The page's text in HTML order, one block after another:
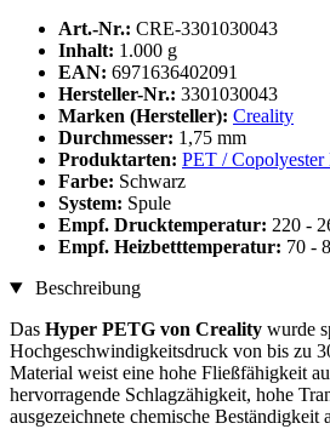
Art.-Nr.: CRE-3301030043
Inhalt: 1.000 g
EAN: 6971636402091
Hersteller-Nr.: 3301030043
Marken (Hersteller): Creality
Durchmesser: 1,75 mm
Produktarten: PET / Copolyester
Farbe: Schwarz
System: Spule
Empf. Drucktemperatur: 220 -
Empf. Heizbetttemperatur: 70 -
Beschreibung
Das Hyper PETG von Creality wurde
Hochgeschwindigkeitsdruck von bis zu
Material weist eine hohe Fließfähigkeit
hervorragende Schlagzähigkeit, hohe
ausgezeichnete chemische Beständigkeit